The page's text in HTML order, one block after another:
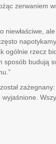
zerwaniem
niewłaściwe,
ogólnie rzecz
sposób budują
wyjaśnione.